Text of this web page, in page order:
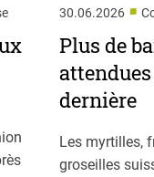
30.06.2026 ■
Plus de
attendues
dernière
Les myrtilles,
groseilles